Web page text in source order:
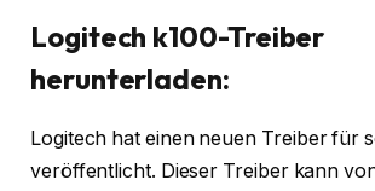
Logitech k100-Treiber
herunterladen:
Logitech hat einen neuen Treiber für
veröffentlicht. Dieser Treiber kann